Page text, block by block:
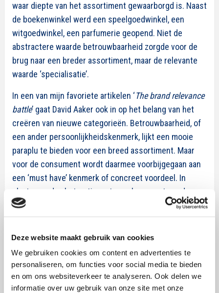
Deze website maakt gebruik van cookies
We gebruiken cookies om content en advertenties te
personaliseren, om functies voor social media te bieden
en om ons websiteverkeer te analyseren. Ook delen we
informatie over uw gebruik van onze site met onze
waar diepte van het assortiment gewaarborgd is. Naast
de boekenwinkel werd een speelgoedwinkel, een
witgoedwinkel, een parfumerie geopend. Niet de
abstractere waarde betrouwbaarheid zorgde voor de
brug naar een breder assortiment, maar de relevante
waarde ‘specialisatie’.
In een van mijn favoriete artikelen ‘The brand relevance
battle’ gaat David Aaker ook in op het belang van het
creëren van nieuwe categorieën. Betrouwbaarheid, of
een ander persoonlijkheidskenmerk, lijkt een mooie
paraplu te bieden voor een breed assortiment. Maar
voor de consument wordt daarmee voorbijgegaan aan
een ‘must have’ kenmerk of concreet voordeel. In
plaats van de abstractie op te zoeken, moet worden
gezocht naar een
associatiepad dat een
opening biedt voor het nieuwe productaanbod.
Op zoek naar een relevante dimensie dus in plaats van
abstractie. Aaker omschrijft dit als volgt: “Een klant of
consument kiest allereerst in welke (sub)categorie hij
iets wil kopen. Daarna volgt de keuze welk merk. Om